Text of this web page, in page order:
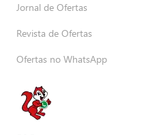
Jornal de Ofertas
Revista de Ofertas
Ofertas no WhatsApp